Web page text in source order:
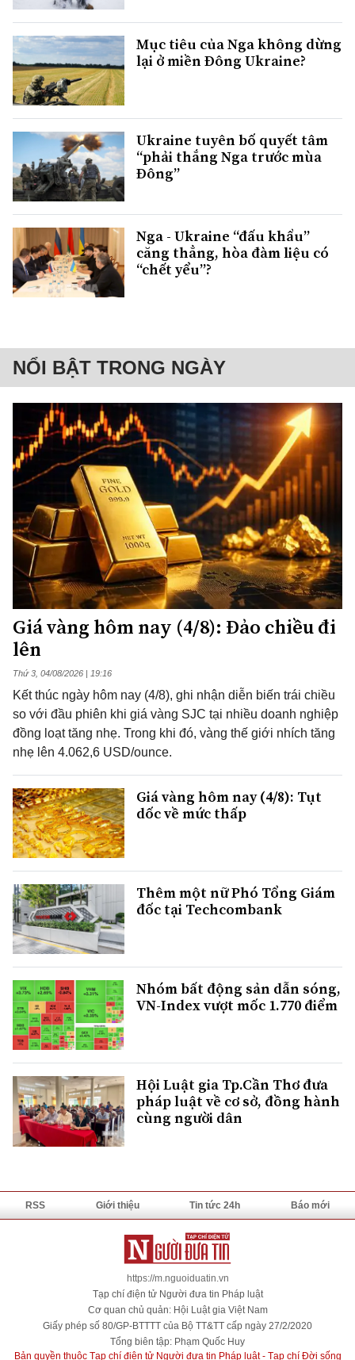
Mục tiêu của Nga không dừng
lại ở miền Đông Ukraine?
Ukraine tuyên bố quyết tâm
“phải thắng Nga trước mùa
Đông”
Nga - Ukraine “đấu khẩu”
căng thẳng, hòa đàm liệu có
“chết yểu”?
NỔI BẬT TRONG NGÀY
Giá vàng hôm nay (4/8): Đảo chiều đi
lên
Thứ 3, 04/08/2026 | 19:16
Kết thúc ngày hôm nay (4/8), ghi nhận diễn biến trái chiều
so với đầu phiên khi giá vàng SJC tại nhiều doanh nghiệp
đồng loạt tăng nhẹ. Trong khi đó, vàng thế giới nhích tăng
nhẹ lên 4.062,6 USD/ounce.
Giá vàng hôm nay (4/8): Tụt
dốc về mức thấp
Thêm một nữ Phó Tổng Giám
đốc tại Techcombank
Nhóm bất động sản dẫn sóng,
VN-Index vượt mốc 1.770 điểm
Hội Luật gia Tp.Cần Thơ đưa
pháp luật về cơ sở, đồng hành
cùng người dân
RSS Giới thiệu Tin tức 24h Báo mới
https://m.nguoiduatin.vn
Tạp chí điện tử Người đưa tin Pháp luật
Cơ quan chủ quản: Hội Luật gia Việt Nam
Giấy phép số 80/GP-BTTTT của Bộ TT&TT cấp ngày 27/2/2020
Tổng biên tập: Phạm Quốc Huy
Bản quyền thuộc Tạp chí điện tử Người đưa tin Pháp luật - Tạp chí Đời sống